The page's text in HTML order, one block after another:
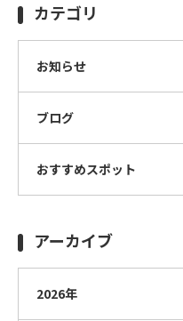
カテゴリ
お知らせ
ブログ
おすすめスポット
アーカイブ
2026年